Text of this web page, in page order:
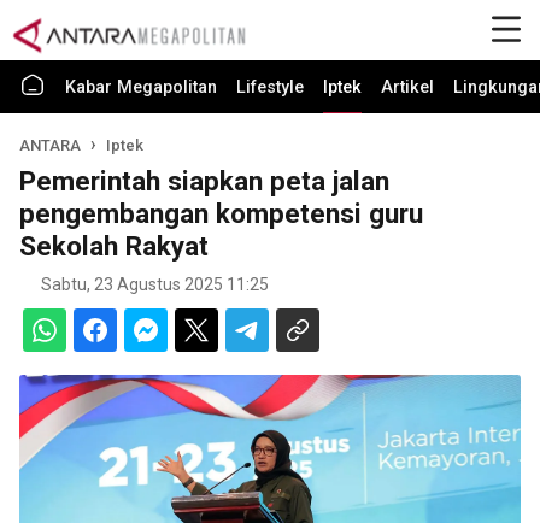
Kabar Megapolitan Lifestyle Iptek Artikel
ANTARA Iptek
Pemerintah siapkan peta jalan
pengembangan kompetensi guru
Sekolah Rakyat
Sabtu, 23 Agustus 2025 11:25